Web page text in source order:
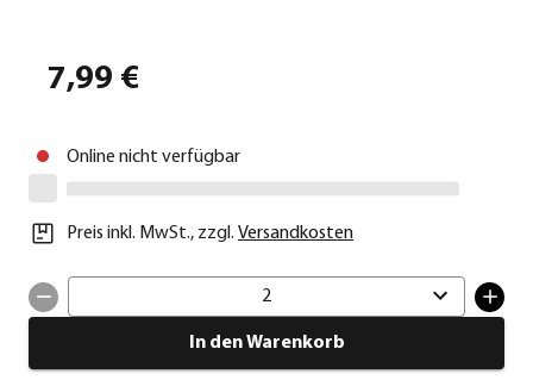
7,99 €
Online nicht verfügbar
Preis inkl. MwSt., zzgl. Versandkosten
2
In den Warenkorb